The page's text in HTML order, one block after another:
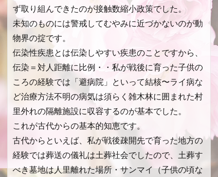
ず取り組んできたのが接触数縮小政策でした。
未知のものには警戒してむやみに近づかないのが動
物界の掟です。
伝染性疾患とは伝染しやすい疾患のことですから、
伝染＝対人距離に比例・・私が戦後に育った子供の
ころの経験では「避病院」といって結核〜ライ病な
ど治療方法不明の病気は須らく雑木林に囲まれた村
里外れの隔離施設に収容するのが基本でした。
これが古代からの基本的知恵です。
古代からといえば、私が戦後疎開先で育った地方の
経験では葬送の儀礼は土葬社会でしたので、土葬す
べき墓地は人里離れた場所・サンマイ（子供の頃な